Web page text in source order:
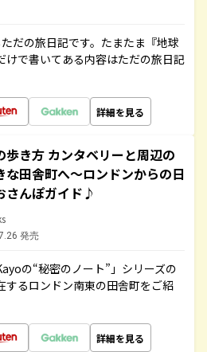
だの旅日記です。たまたま『地球
けで書いてある内容はただの旅日記
詳細を見る
歩き方 カンタベリーと周辺の
な田舎町へ～ロンドンからの日
さんぽガイド♪
発売
の“秘密のノート”」シリーズの
するロンドン南東の田舎町をご紹
詳細を見る